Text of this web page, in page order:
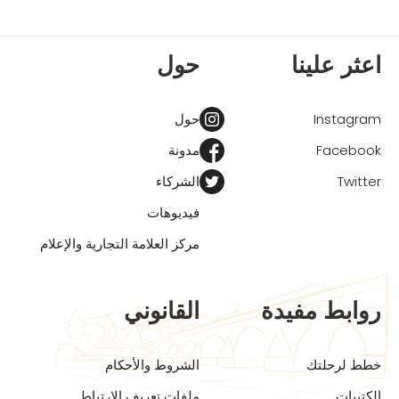
اعثر علينا
Instagram
Facebook
Twitter
حول
حول
مدونة
الشركاء
فيديوهات
مركز العلامة التجارية والإعلام
روابط مفيدة
خطط لرحلتك
القانوني
الشروط والأحكام